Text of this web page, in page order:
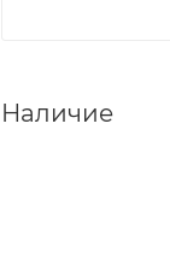
Наличие